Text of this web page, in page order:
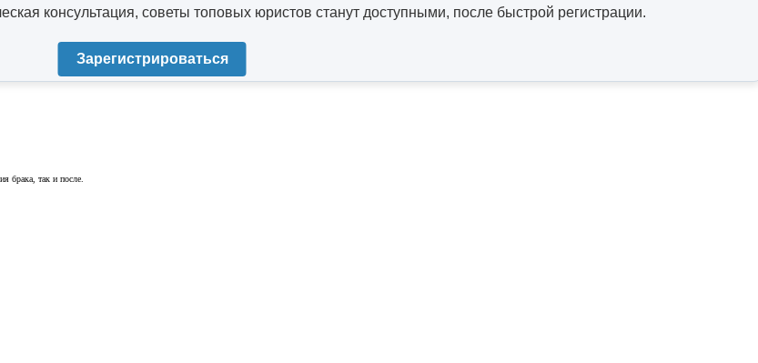
консультация, советы топовых юристов станут доступными, после быстрой регистрации.
Зарегистрироваться
брака, так и после.